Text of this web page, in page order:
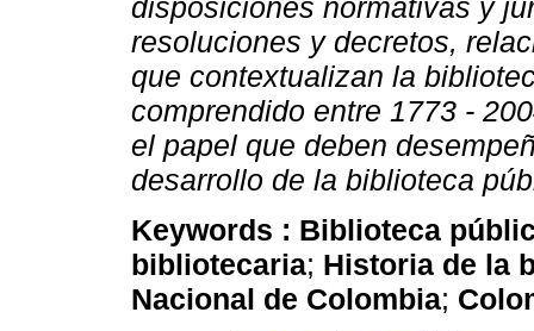
disposiciones normativas y
resoluciones y decretos,
que contextualizan la
comprendido entre 1773 -
el papel que deben
desarrollo de la biblioteca
Keywords : Biblioteca
bibliotecaria; Historia de la
Nacional de Colombia;